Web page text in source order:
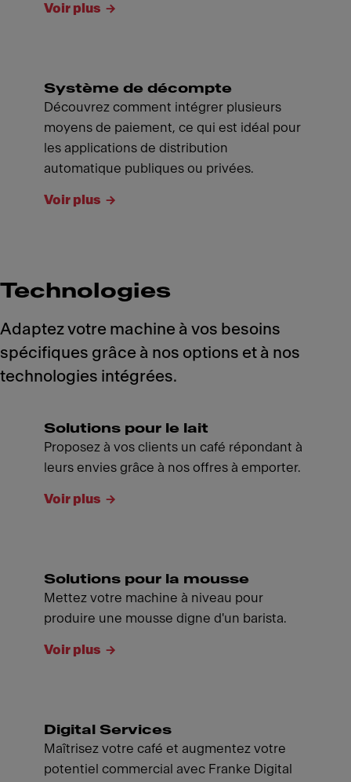
Voir plus
Système de décompte
Découvrez comment intégrer plusieurs
moyens de paiement, ce qui est idéal pour
les applications de distribution
automatique publiques ou privées.
Voir plus
Technologies
Adaptez votre machine à vos besoins
spécifiques grâce à nos options et à nos
technologies intégrées.
Solutions pour le lait
Proposez à vos clients un café répondant à
leurs envies grâce à nos offres à emporter.
Voir plus
Solutions pour la mousse
Mettez votre machine à niveau pour
produire une mousse digne d'un barista.
Voir plus
Digital Services
Maîtrisez votre café et augmentez votre
potentiel commercial avec Franke Digital